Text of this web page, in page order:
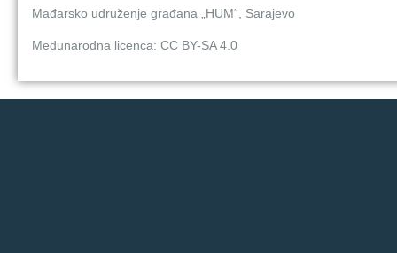
Mađarsko udruženje građana „HUM“, Sarajevo
Međunarodna licenca: CC BY-SA 4.0